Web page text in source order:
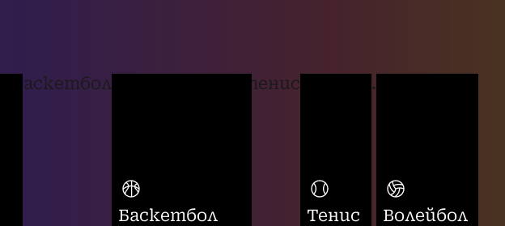
баскетбол
Баскетбол
тенис
Тенис
...
Волейбол